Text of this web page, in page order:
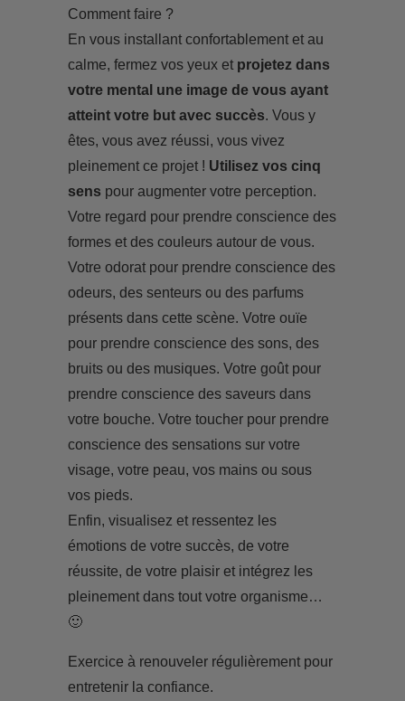
Comment faire ?
En vous installant confortablement et au
calme, fermez vos yeux et projetez dans
votre mental une image de vous ayant
atteint votre but avec succès. Vous y
êtes, vous avez réussi, vous vivez
pleinement ce projet ! Utilisez vos cinq
sens pour augmenter votre perception.
Votre regard pour prendre conscience des
formes et des couleurs autour de vous.
Votre odorat pour prendre conscience des
odeurs, des senteurs ou des parfums
présents dans cette scène. Votre ouïe
pour prendre conscience des sons, des
bruits ou des musiques. Votre goût pour
prendre conscience des saveurs dans
votre bouche. Votre toucher pour prendre
conscience des sensations sur votre
visage, votre peau, vos mains ou sous
vos pieds.
Enfin, visualisez et ressentez les
émotions de votre succès, de votre
réussite, de votre plaisir et intégrez les
pleinement dans tout votre organisme…
🙂
Exercice à renouveler régulièrement pour
entretenir la confiance.